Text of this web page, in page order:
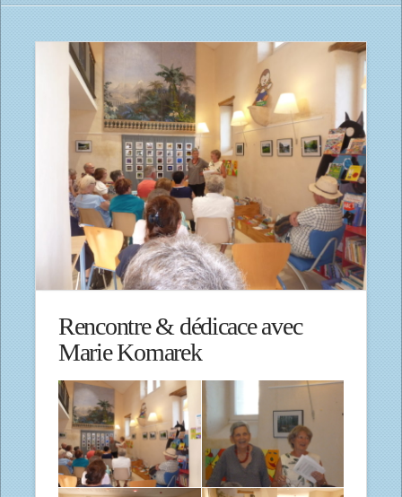
Rencontre & dédicace avec
Marie Komarek